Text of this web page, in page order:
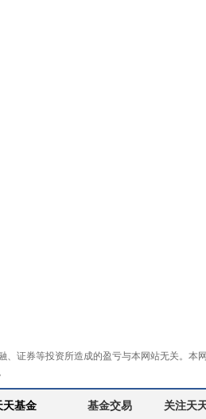
证券等投资所造成的盈亏与本网站无关。
天基金 基金交易 关注天